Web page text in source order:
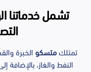
تشمل خدماتنا
تمتلكمتسكو الخبرة
النفط والغاز، بالإضافة